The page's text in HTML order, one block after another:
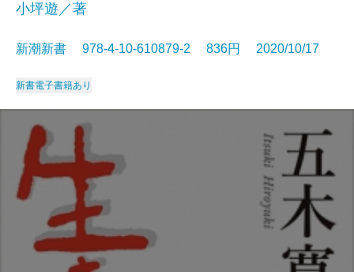
小坪遊／著
新潮新書 978-4-10-610879-2 836円 2020/10/17
新書電子書籍あり